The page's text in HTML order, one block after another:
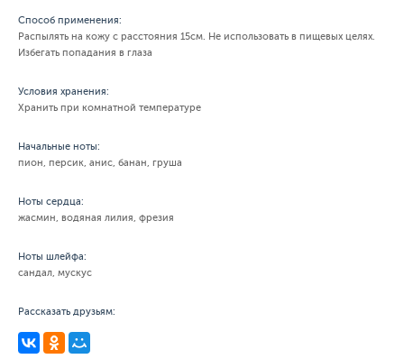
Способ применения:
Распылять на кожу с расстояния 15см. Не использовать в пищевых целях.
Избегать попадания в глаза
Условия хранения:
Хранить при комнатной температуре
Начальные ноты:
пион, персик, анис, банан, груша
Ноты сердца:
жасмин, водяная лилия, фрезия
Ноты шлейфа:
сандал, мускус
Рассказать друзьям: